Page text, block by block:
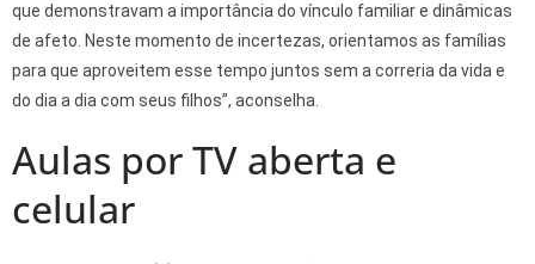
que demonstravam a importância do vínculo familiar e dinâmicas
de afeto. Neste momento de incertezas, orientamos as famílias
para que aproveitem esse tempo juntos sem a correria da vida e
do dia a dia com seus filhos”, aconselha.
Aulas por TV aberta e
celular